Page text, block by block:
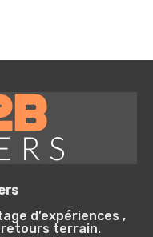
d’expériences ,
retours terrain.